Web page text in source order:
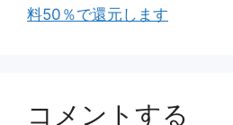
料50％で還元します
コメントする